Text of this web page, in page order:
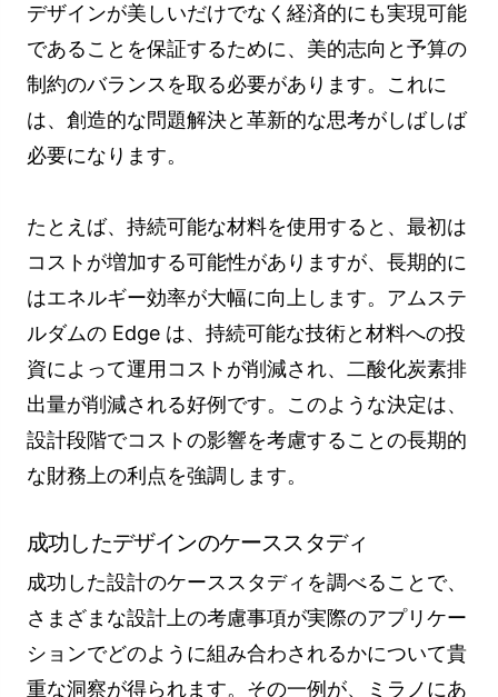
デザインが美しいだけでなく経済的にも実現可能
であることを保証するために、美的志向と予算の
制約のバランスを取る必要があります。これに
は、創造的な問題解決と革新的な思考がしばしば
必要になります。
たとえば、持続可能な材料を使用すると、最初は
コストが増加する可能性がありますが、長期的に
はエネルギー効率が大幅に向上します。アムステ
ルダムの Edge は、持続可能な技術と材料への投
資によって運用コストが削減され、二酸化炭素排
出量が削減される好例です。このような決定は、
設計段階でコストの影響を考慮することの長期的
な財務上の利点を強調します。
成功したデザインのケーススタディ
成功した設計のケーススタディを調べることで、
さまざまな設計上の考慮事項が実際のアプリケー
ションでどのように組み合わされるかについて貴
重な洞察が得られます。その一例が、ミラノにあ